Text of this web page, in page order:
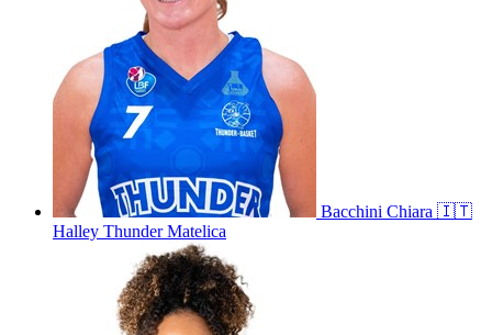
Bacchini Chiara 🇮🇹
Halley Thunder Matelica